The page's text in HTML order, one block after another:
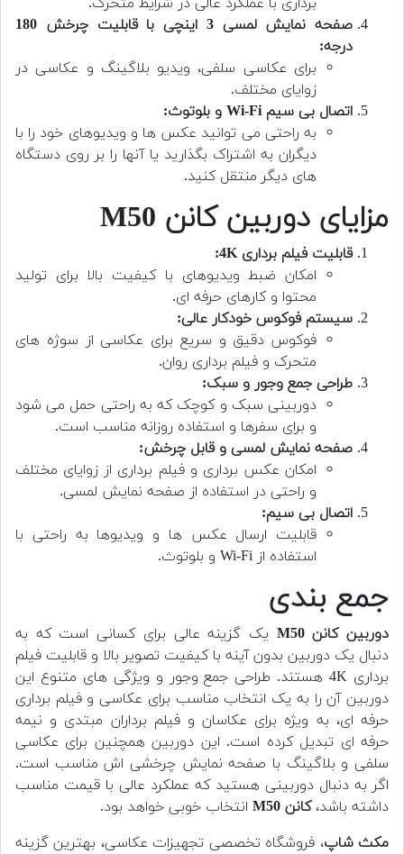
صفحه نمایش لمسی 3 اینچی با قابلیت چرخش 180
درجه:
برای عکاسی سلفی، ویدیو بلاگینگ و عکاسی در
زوایای مختلف.
اتصال بی سیم Wi-Fi و بلوتوث:
به راحتی می توانید عکس ها و ویدیوهای خود را با
دیگران به اشتراک بگذارید یا آنها را بر روی دستگاه
های دیگر منتقل کنید.
مزایای دوربین کانن M50
قابلیت فیلم برداری 4K:
امکان ضبط ویدیوهای با کیفیت بالا برای تولید
محتوا و کارهای حرفه ای.
سیستم فوکوس خودکار عالی:
فوکوس دقیق و سریع برای عکاسی از سوژه های
متحرک و فیلم برداری روان.
طراحی جمع وجور و سبک:
دوربینی سبک و کوچک که به راحتی حمل می شود
و برای سفرها و استفاده روزانه مناسب است.
صفحه نمایش لمسی و قابل چرخش:
امکان عکس برداری و فیلم برداری از زوایای مختلف
و راحتی در استفاده از صفحه نمایش لمسی.
اتصال بی سیم:
قابلیت ارسال عکس ها و ویدیوها به راحتی با
استفاده از Wi-Fi و بلوتوث.
جمع بندی
دوربین کانن M50
یک گزینه عالی برای کسانی است که به
دنبال یک دوربین بدون آینه با کیفیت تصویر بالا و قابلیت فیلم
برداری 4K هستند. طراحی جمع وجور و ویژگی های متنوع این
دوربین آن را به یک انتخاب مناسب برای عکاسی و فیلم برداری
حرفه ای، به ویژه برای عکاسان و فیلم برداران مبتدی و نیمه
حرفه ای تبدیل کرده است. این دوربین همچنین برای عکاسی
سلفی و بلاگینگ با صفحه نمایش چرخشی اش مناسب است.
اگر به دنبال دوربینی هستید که عملکرد عالی با قیمت مناسب
داشته باشد،کانن M50
انتخاب خوبی خواهد بود.
مکث شاپ، فروشگاه تخصصی تجهیزات عکاسی، بهترین گزینه